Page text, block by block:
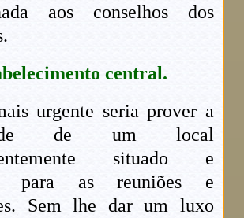
aos conselhos dos
central.
urgente seria prover a
de um local
situado e
para as reuniões e
Sem lhe dar um luxo